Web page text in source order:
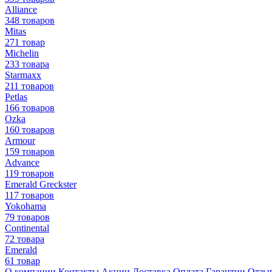
Alliance
348 товаров
Mitas
271 товар
Michelin
233 товара
Starmaxx
211 товаров
Petlas
166 товаров
Ozka
160 товаров
Armour
159 товаров
Advance
119 товаров
Emerald Greckster
117 товаров
Yokohama
79 товаров
Continental
72 товара
Emerald
61 товар